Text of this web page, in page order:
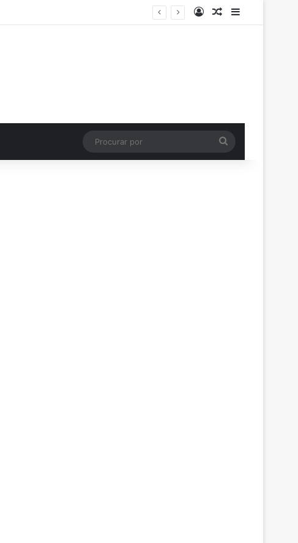
EntrarArtigo aleatório
Barra Lateral
por